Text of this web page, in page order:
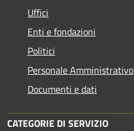
Uffici
Enti e fondazioni
Politici
Personale Amministrativo
Documenti e dati
CATEGORIE DI SERVIZIO